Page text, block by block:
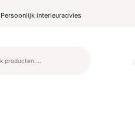
interieuradvies